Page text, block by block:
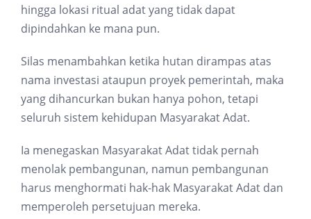
hingga lokasi ritual adat yang tidak dapat
dipindahkan ke mana pun.
Silas menambahkan ketika hutan dirampas atas
nama investasi ataupun proyek pemerintah, maka
yang dihancurkan bukan hanya pohon, tetapi
seluruh sistem kehidupan Masyarakat Adat.
Ia menegaskan Masyarakat Adat tidak pernah
menolak pembangunan, namun pembangunan
harus menghormati hak-hak Masyarakat Adat dan
memperoleh persetujuan mereka.